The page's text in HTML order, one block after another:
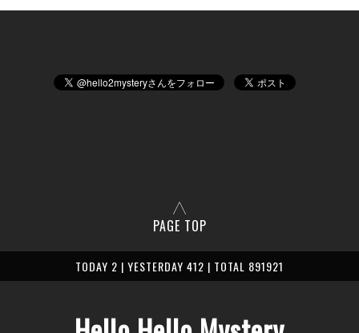
PAGE TOP
TODAY 2 | YESTERDAY 412 | TOTAL 891921